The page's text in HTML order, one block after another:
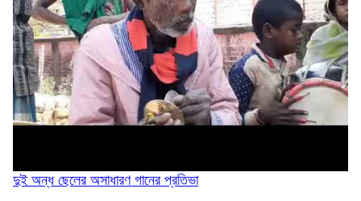
আড়াল করে কিনব্রিজ ‘আই লাভ সিলেট’ সাইনেজ...
সিলেট মহানগর বিএনপির সভাপতির দায়িত্বে ফিরলেন...
দুই অন্ধ ছেলের অসাধারণ গানের প্রতিভা